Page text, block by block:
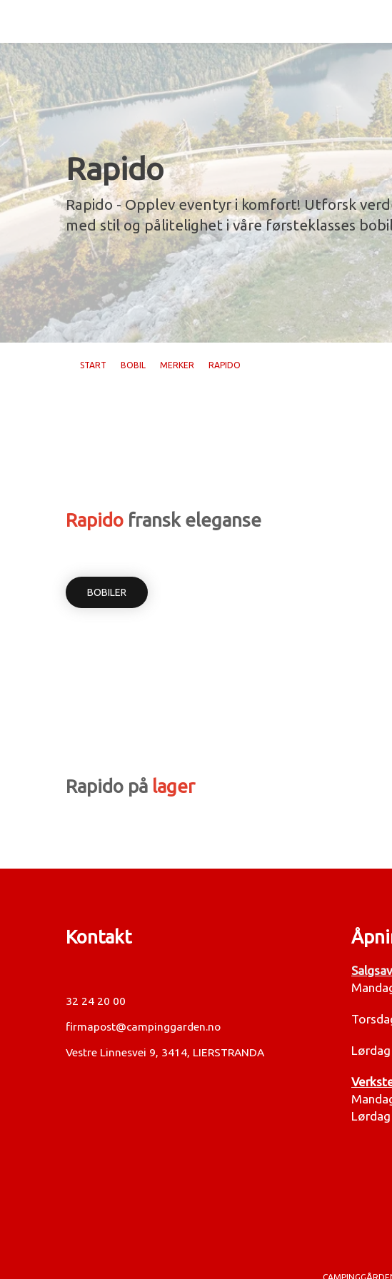
Rapido
Rapido - Opplev eventyr i komfort! Utforsk
med stil og pålitelighet i våre førsteklasses
START BOBIL MERKER RAPIDO
Rapido fransk eleganse
BOBILER
Rapido på lager
Kontakt
32 24 20 00
firmapost@campinggarden.no
Vestre Linnesvei 9, 3414, LIERSTRANDA